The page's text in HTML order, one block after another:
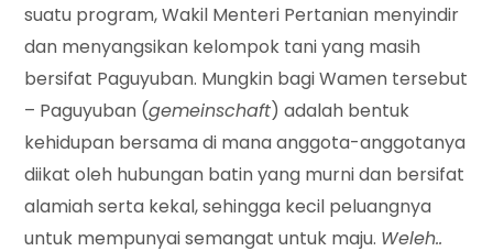
suatu program, Wakil Menteri Pertanian menyindir
dan menyangsikan kelompok tani yang masih
bersifat Paguyuban. Mungkin bagi Wamen tersebut
– Paguyuban (gemeinschaft) adalah bentuk
kehidupan bersama di mana anggota-anggotanya
diikat oleh hubungan batin yang murni dan bersifat
alamiah serta kekal, sehingga kecil peluangnya
untuk mempunyai semangat untuk maju. Weleh..